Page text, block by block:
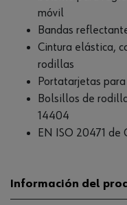
móvil
Bandas
Cintura elástica,
rodillas
Portatarjetas
Bolsillos de
14404
EN ISO 20471 de
Información del